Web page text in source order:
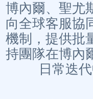
博內爾、聖尤
向全球客服協
機制，提供批
持團隊在博內
日常迭